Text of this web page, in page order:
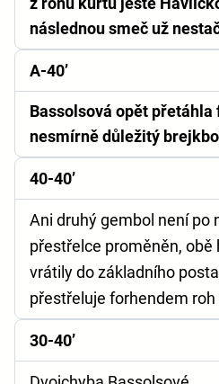
následnou smeč už
A-40’
Bassolsová opět přetáhla
nesmírně důležitý
40-40’
Ani druhý gembol není po
přestřelce proměněn, obě
vrátily do základního
přestřeluje forhendem roh
30-40’